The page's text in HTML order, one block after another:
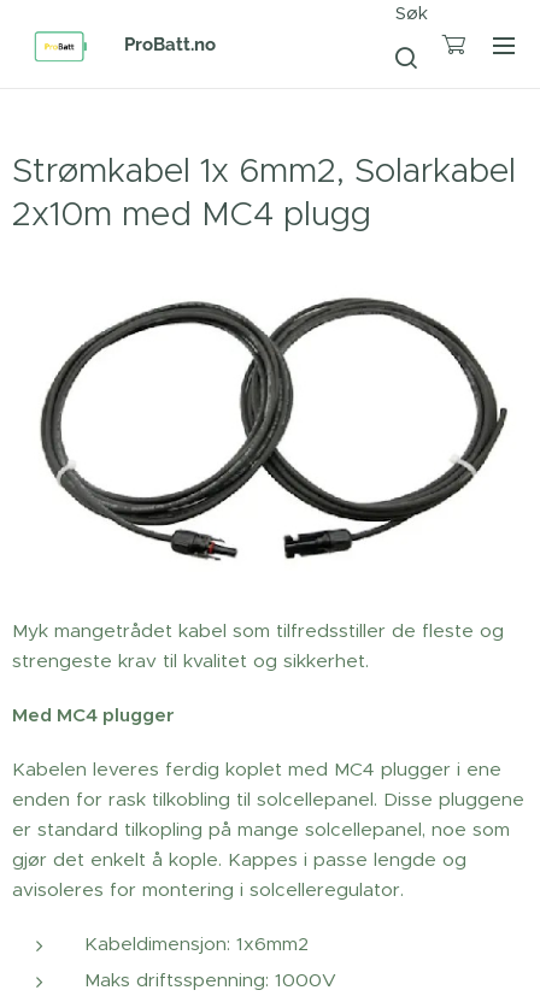
ProBatt.no
Søk
Strømkabel 1x 6mm2, Solarkabel
2x10m med MC4 plugg
Myk mangetrådet kabel som tilfredsstiller de fleste og
strengeste krav til kvalitet og sikkerhet.
Med MC4 plugger
Kabelen leveres ferdig koplet med MC4 plugger i ene
enden for rask tilkobling til solcellepanel. Disse pluggene
er standard tilkopling på mange solcellepanel, noe som
gjør det enkelt å kople. Kappes i passe lengde og
avisoleres for montering i solcelleregulator.
Kabeldimensjon: 1x6mm2
Maks driftsspenning: 1000V